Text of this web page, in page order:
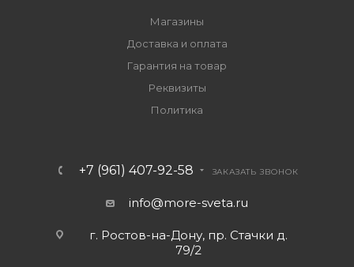
Магазины
Доставка и оплата
Гарантия на товар
Реквизиты
Политика
+7 (961) 407-92-58 ЗАКАЗАТЬ ЗВОНОК
info@more-sveta.ru
г. Ростов-на-Дону, пр. Стачки д.
79/2